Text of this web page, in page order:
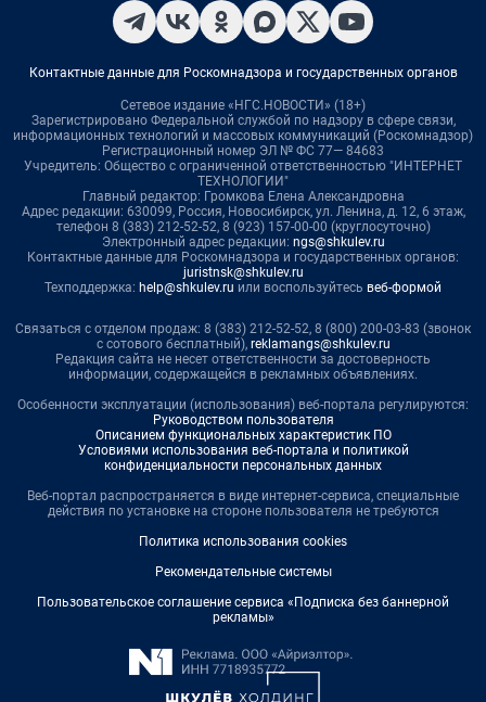
Контактные данные для Роскомнадзора и государственных органов
Сетевое издание «НГС.НОВОСТИ» (18+)
Зарегистрировано Федеральной службой по надзору в сфере связи,
информационных технологий и массовых коммуникаций (Роскомнадзор)
Регистрационный номер ЭЛ № ФС 77— 84683
Учредитель: Общество с ограниченной ответственностью "ИНТЕРНЕТ
ТЕХНОЛОГИИ"
Главный редактор: Громкова Елена Александровна
Адрес редакции: 630099, Россия, Новосибирск, ул. Ленина, д. 12, 6 этаж,
телефон 8 (383) 212-52-52, 8 (923) 157-00-00 (круглосуточно)
Электронный адрес редакции: ngs@shkulev.ru
Контактные данные для Роскомнадзора и государственных органов:
juristnsk@shkulev.ru
Техподдержка: help@shkulev.ru или воспользуйтесь веб-формой
Связаться с отделом продаж: 8 (383) 212-52-52, 8 (800) 200-03-83 (звонок
с сотового бесплатный), reklamangs@shkulev.ru
Редакция сайта не несет ответственности за достоверность
информации, содержащейся в рекламных объявлениях.
Особенности эксплуатации (использования) веб-портала регулируются:
Руководством пользователя
Описанием функциональных характеристик ПО
Условиями использования веб-портала и политикой
конфиденциальности персональных данных
Веб-портал распространяется в виде интернет-сервиса, специальные
действия по установке на стороне пользователя не требуются
Политика использования cookies
Рекомендательные системы
Пользовательское соглашение сервиса «Подписка без баннерной
рекламы»